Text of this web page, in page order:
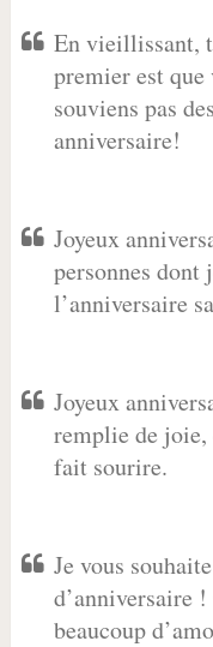
En vieillissant,
premier est
souviens pas
anniversaire!
Joyeux
personnes dont
l’anniversaire
Joyeux
remplie de joie,
fait sourire.
Je vous
d’anniversaire
beaucoup